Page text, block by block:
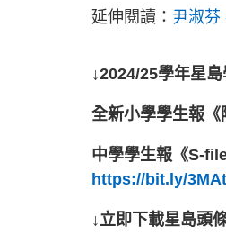
延伸閱讀： 尹淑芬
↓2024/25學年星
全新小學學生報《
中學學生報《S-
https://bit.ly/
↓立即下載星島頭